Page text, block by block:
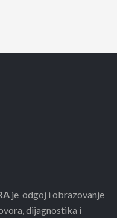
je odgoj i obrazovanje
dijagnostika i